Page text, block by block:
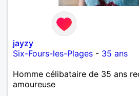
jayzy
Six-Fours-les-Plages - 35 ans
Homme célibataire de 35 ans
amoureuse